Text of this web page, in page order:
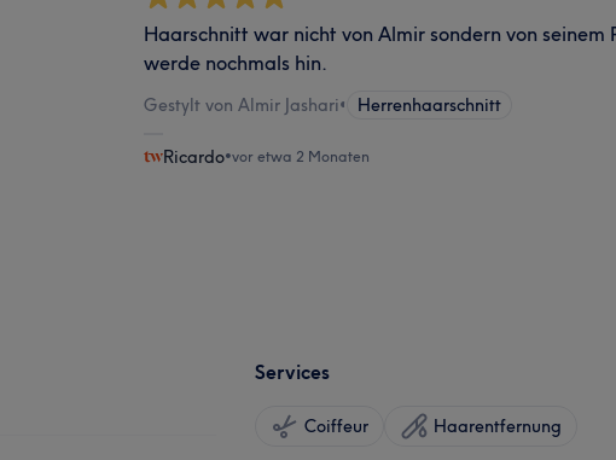
Haarschnitt war nicht von Almir sondern von seinem
werde nochmals hin.
Gestylt von Almir Jashari• Herrenhaarschnitt
Ricardo•vor etwa 2 Monaten
Services
Coiffeur Haarentfernung